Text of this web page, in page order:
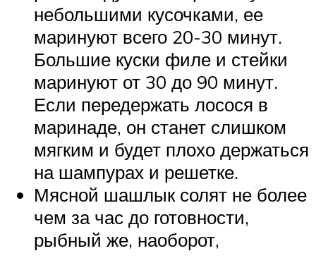
небольшими кусочками, ее
маринуют всего 20-30 минут.
Большие куски филе и стейки
маринуют от 30 до 90 минут.
Если передержать лосося в
маринаде, он станет слишком
мягким и будет плохо держаться
на шампурах и решетке.
Мясной шашлык солят не более
чем за час до готовности,
рыбный же, наоборот,